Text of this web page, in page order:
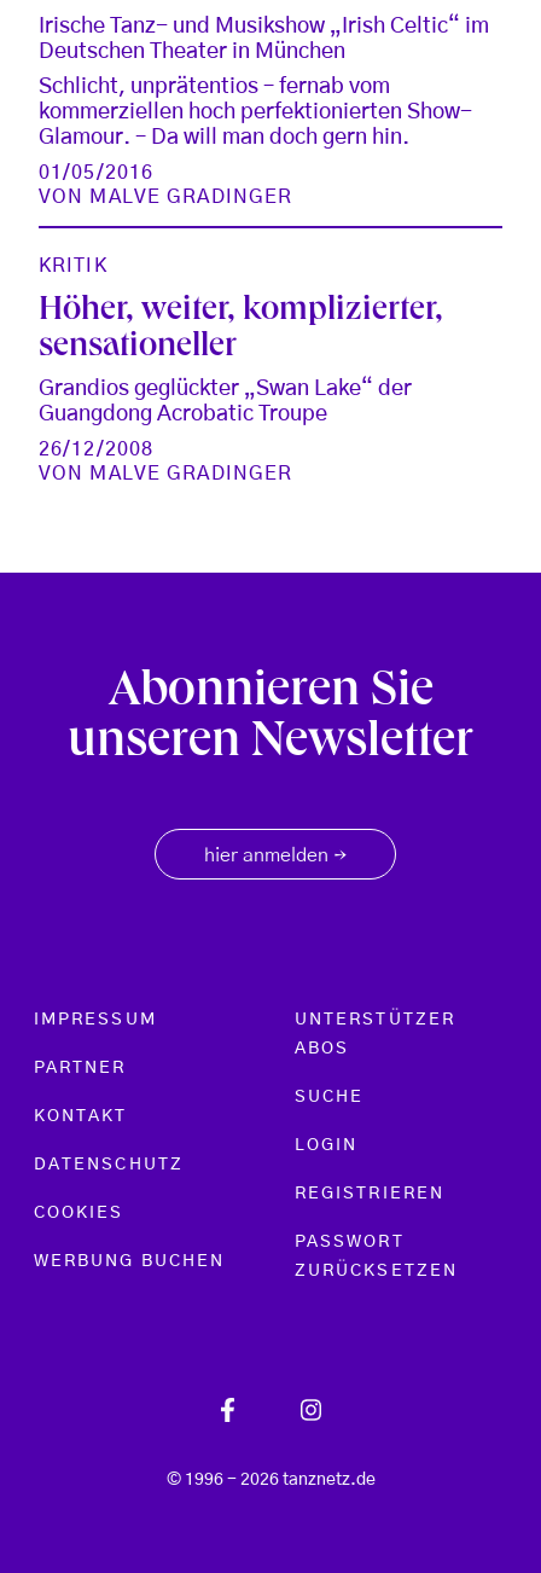
Irische Tanz- und Musikshow „Irish Celtic“ im
Deutschen Theater in München
Schlicht, unprätentios – fernab vom
kommerziellen hoch perfektionierten Show-
Glamour. – Da will man doch gern hin.
01/05/2016
VON MALVE GRADINGER
KRITIK
Höher, weiter, komplizierter,
sensationeller
Grandios geglückter „Swan Lake“ der
Guangdong Acrobatic Troupe
26/12/2008
VON MALVE GRADINGER
Abonnieren Sie
unseren Newsletter
hier anmelden →
Footer menu
IMPRESSUM
PARTNER
KONTAKT
DATENSCHUTZ
COOKIES
WERBUNG BUCHEN
UNTERSTÜTZER
ABOS
SUCHE
LOGIN
REGISTRIEREN
PASSWORT
ZURÜCKSETZEN
© 1996 - 2026 tanznetz.de